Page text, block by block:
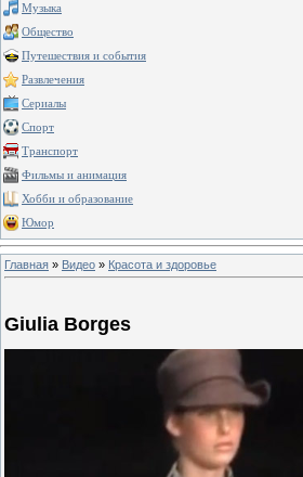
Музыка
Общество
Путешествия и события
Развлечения
Сериалы
Спорт
Транспорт
Фильмы и анимация
Хобби и образование
Юмор
Главная » Видео » Красота и здоровье
Giulia Borges